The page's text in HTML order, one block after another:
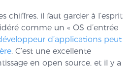
chiffres, il faut garder à l’esprit
comme un « OS d’entrée
d’applications peut
. C’est une excellente
en open source, et il y a